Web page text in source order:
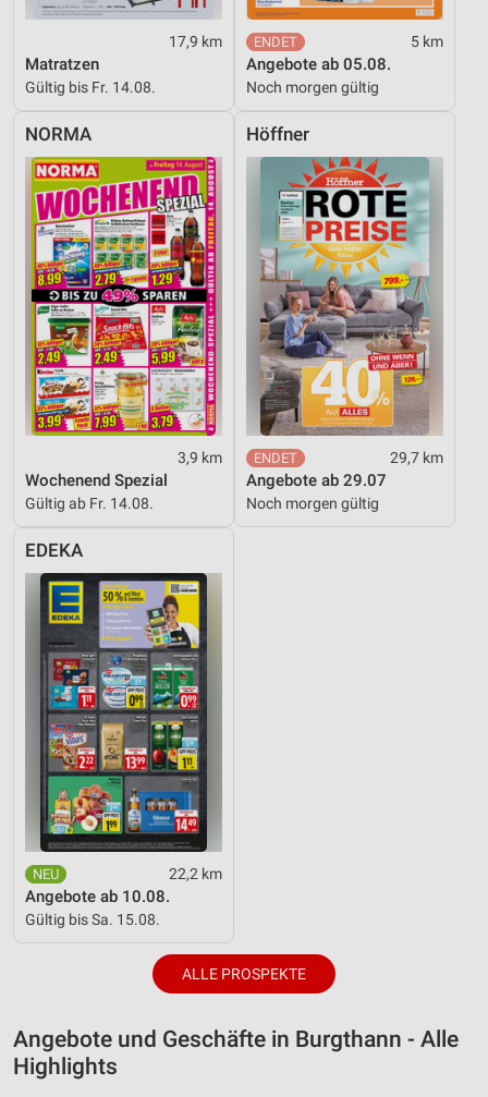
17,9 km
Matratzen
Gültig bis Fr. 14.08.
5 km
Angebote ab 05.08.
Noch morgen gültig
NORMA
3,9 km
Wochenend Spezial
Gültig ab Fr. 14.08.
Höffner
29,7 km
Angebote ab 29.07
Noch morgen gültig
EDEKA
22,2 km
Angebote ab 10.08.
Gültig bis Sa. 15.08.
ALLE PROSPEKTE
Angebote und Geschäfte in Burgthann - Alle
Highlights